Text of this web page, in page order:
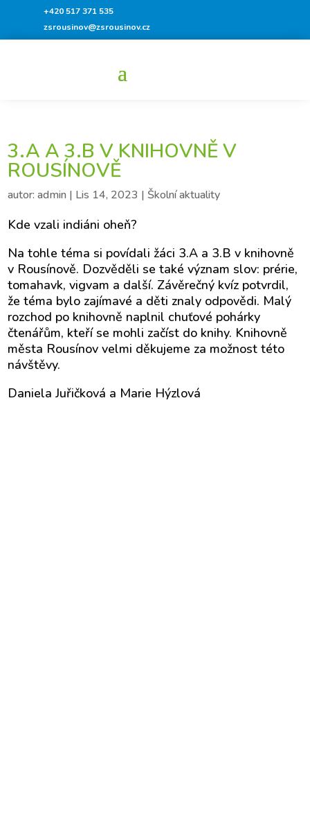
+420 517 371 535
zsrousinov@zsrousinov.cz
3.A A 3.B V KNIHOVNĚ V
ROUSÍNOVĚ
autor:admin | Lis 14, 2023 | Školní aktuality
Kde vzali indiáni oheň?
Na tohle téma si povídali žáci 3.A a 3.B v knihovně
v Rousínově. Dozvěděli se také význam slov: prérie,
tomahavk, vigvam a další. Závěrečný kvíz potvrdil,
že téma bylo zajímavé a děti znaly odpovědi. Malý
rozchod po knihovně naplnil chuťové pohárky
čtenářům, kteří se mohli začíst do knihy. Knihovně
města Rousínov velmi děkujeme za možnost této
návštěvy.
Daniela Juřičková a Marie Hýzlová